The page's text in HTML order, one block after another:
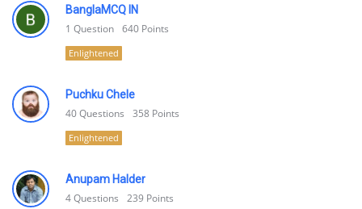
BanglaMCQ IN
1 Question 640 Points
Enlightened
Puchku Chele
40Questions 358 Points
Enlightened
Anupam Halder
4Questions 239 Points